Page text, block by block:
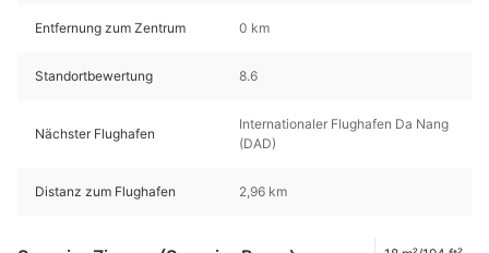
Entfernung zum Zentrum 0 km
Standortbewertung 8.6
Nächster Flughafen
Internationaler Flughafen Da Nang
(DAD)
Distanz zum Flughafen 2,96 km